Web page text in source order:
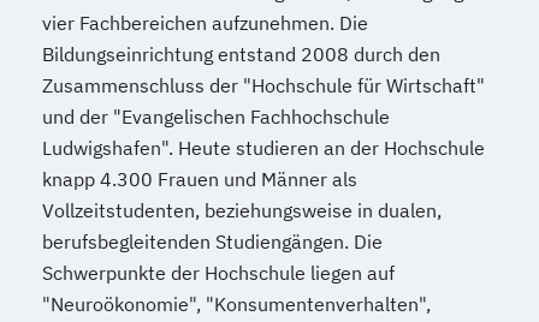
vier Fachbereichen aufzunehmen. Die
Bildungseinrichtung entstand 2008 durch den
Zusammenschluss der "Hochschule für Wirtschaft"
und der "Evangelischen Fachhochschule
Ludwigshafen". Heute studieren an der Hochschule
knapp 4.300 Frauen und Männer als
Vollzeitstudenten, beziehungsweise in dualen,
berufsbegleitenden Studiengängen. Die
Schwerpunkte der Hochschule liegen auf
"Neuroökonomie", "Konsumentenverhalten",